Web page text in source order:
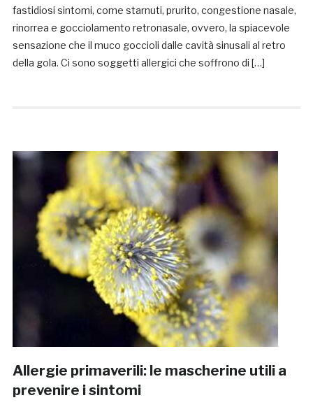
fastidiosi sintomi, come starnuti, prurito, congestione nasale,
rinorrea e gocciolamento retronasale, ovvero, la spiacevole
sensazione che il muco goccioli dalle cavità sinusali al retro
della gola. Ci sono soggetti allergici che soffrono di […]
Allergie primaverili: le mascherine utili a
prevenire i sintomi